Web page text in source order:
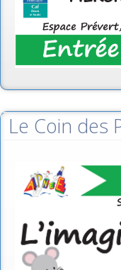
Le Coin des